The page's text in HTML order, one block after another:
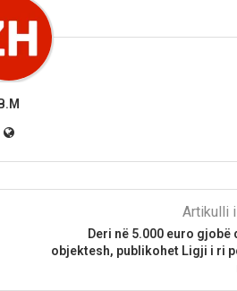
B.M
Artikulli
Deri në 5.000 euro gjobë
objektesh, publikohet Ligji i ri